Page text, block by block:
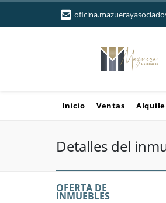
Inicio Ventas
Detalles del
OFERTA DE
INMUEBLES